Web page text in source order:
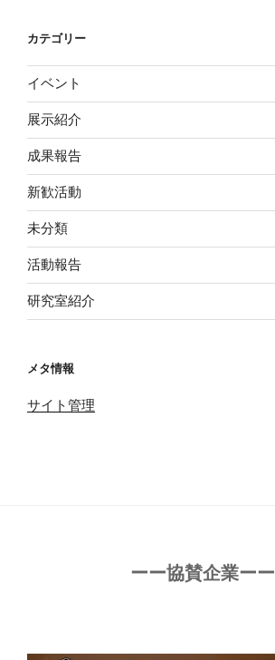
カテゴリー
イベント
展示紹介
成果報告
新歓活動
未分類
活動報告
研究室紹介
メタ情報
サイト管理
ーー協賛企業ーー